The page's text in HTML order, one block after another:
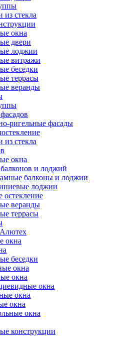
из стекла
окна
двери
лоджии
витражи
беседки
террасы
веранды
ригельные фасады
из стекла
окна
и лоджий
балконы и лоджии
лоджии
остекление
веранды
террасы
окна
беседки
окна
окна
окна
окна
окна
окна
конструкции